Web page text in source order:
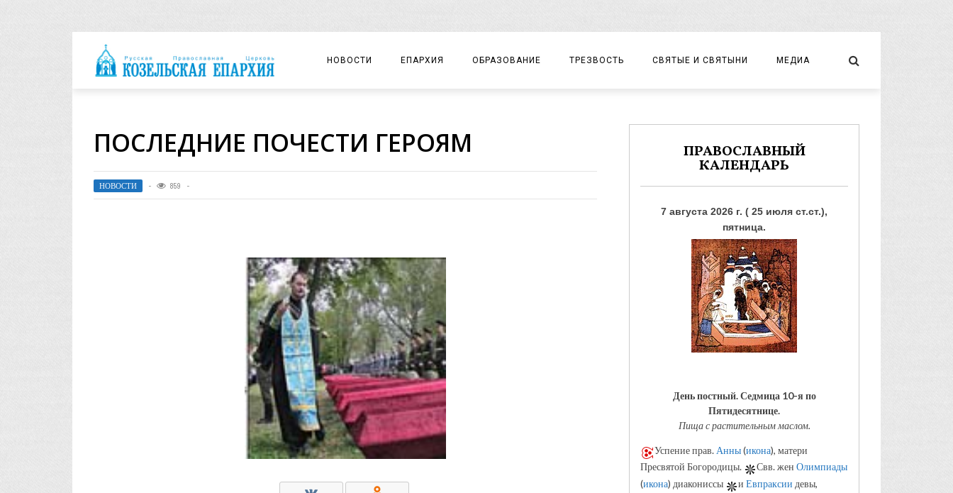
НОВОСТИ ЕПАРХИЯ
ЕПАРХИАЛЬНОЕ УПРАВЛЕНИЕ
ДОКУМЕНТЫ
ЕПАРХИАЛЬНЫЕ ОТДЕЛЫ
БЛАГОЧИНИЯ
ХРАМЫ И МОНАСТЫРИ
МАТЕРИАЛЫ
КОНТАКТЫ/РЕКВИЗИТЫ
ОБРАЗОВАНИЕ
ДЕТСКИЙ ТУРИЗМ
ТРЕЗВОСТЬ
ЗАМЕТКИ
СВЯТЫЕ И СВЯТЫНИ МЕДИА
ФОТО
ПОСЛЕДНИЕ ПОЧЕСТИ ГЕРОЯМ
НОВОСТИ 859
ПРАВОСЛАВНЫЙ
КАЛЕНДАРЬ
7 августа 2026 г. ( 25 июля ст.ст.),
пятница.
День постный.Седмица 10-я по
Пятидесятнице.
Пища с растительным маслом.
Успение прав. Анны(икона), матери
Пресвятой Богородицы.
Свв. жен Олимпиады
(икона) диакониссы и Евпраксии девы,